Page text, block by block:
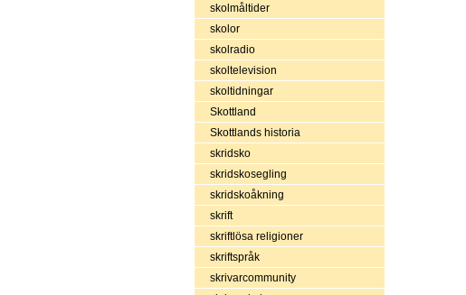
skolmåltider
skolor
skolradio
skoltelevision
skoltidningar
Skottland
Skottlands historia
skridsko
skridskosegling
skridskoåkning
skrift
skriftlösa religioner
skriftspråk
skrivarcommunity